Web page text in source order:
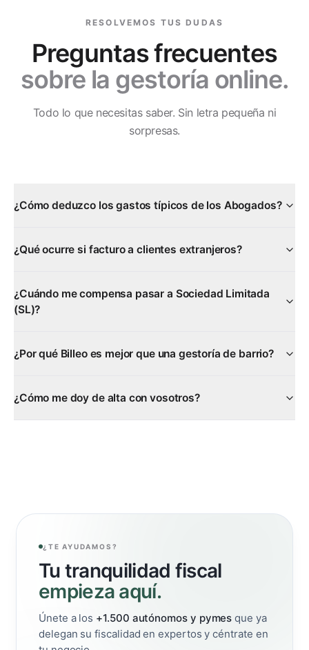
RESOLVEMOS TUS DUDAS
Preguntas frecuentes
sobre la gestoría online.
Todo lo que necesitas saber. Sin letra pequeña ni
sorpresas.
¿Cómo deduzco los gastos típicos de los Abogados?
¿Qué ocurre si facturo a clientes extranjeros?
¿Cuándo me compensa pasar a Sociedad Limitada
(SL)?
¿Por qué Billeo es mejor que una gestoría de barrio?
¿Cómo me doy de alta con vosotros?
¿TE AYUDAMOS?
Tu tranquilidad fiscal
empieza aquí.
Únete a los +1.500 autónomos y pymes que ya
delegan su fiscalidad en expertos y céntrate en